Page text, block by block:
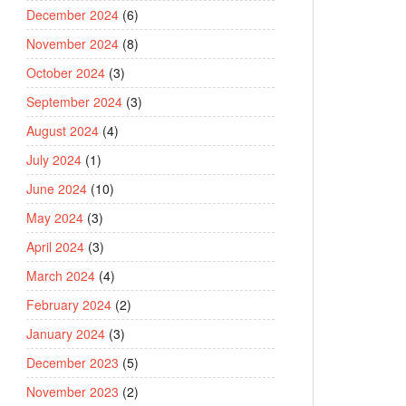
December 2024 (6)
November 2024 (8)
October 2024 (3)
September 2024 (3)
August 2024 (4)
July 2024 (1)
June 2024 (10)
May 2024 (3)
April 2024 (3)
March 2024 (4)
February 2024 (2)
January 2024 (3)
December 2023 (5)
November 2023 (2)